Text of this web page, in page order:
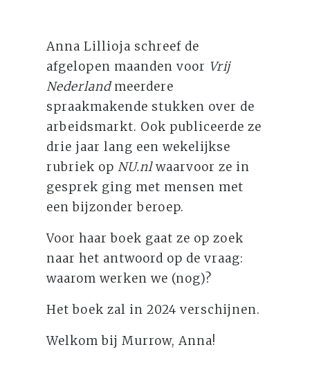
Anna Lillioja schreef de
afgelopen maanden voor Vrij
Nederlandmeerdere
spraakmakende stukken over de
arbeidsmarkt. Ook publiceerde ze
drie jaar lang een wekelijkse
rubriek opNU.nlwaarvoor ze in
gesprek ging met mensen met
een bijzonder beroep.
Voor haar boek gaat ze op zoek
naar het antwoord op de vraag:
waarom werken we (nog)?
Het boek zal in 2024 verschijnen.
Welkom bij Murrow, Anna!